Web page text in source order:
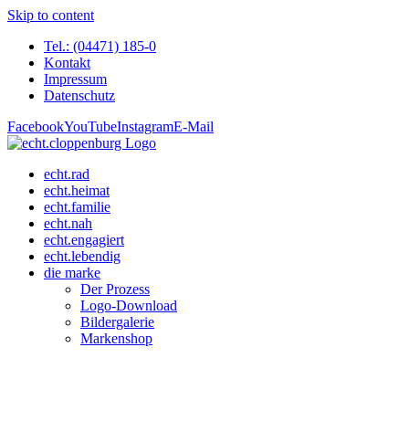
Skip to content
Tel.: (04471) 185-0
Kontakt
Impressum
Datenschutz
FacebookYouTubeInstagramE-Mail
echt.rad
echt.heimat
echt.familie
echt.nah
echt.engagiert
echt.lebendig
die marke
Der Prozess
Logo-Download
Bildergalerie
Markenshop